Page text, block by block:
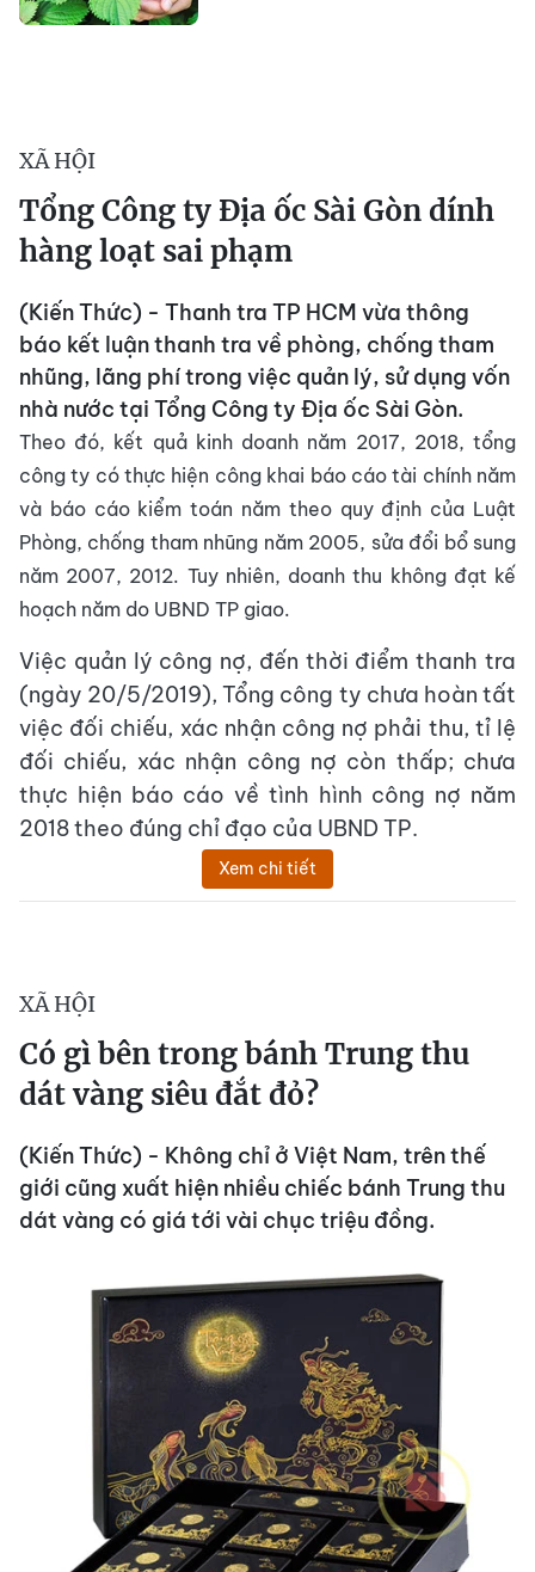
XÃ HỘI
Tổng Công ty Địa ốc Sài Gòn dính
hàng loạt sai phạm
(Kiến Thức) - Thanh tra TP HCM vừa thông
báo kết luận thanh tra về phòng, chống tham
nhũng, lãng phí trong việc quản lý, sử dụng vốn
nhà nước tại Tổng Công ty Địa ốc Sài Gòn.
Theo đó, kết quả kinh doanh năm 2017, 2018, tổng
công ty có thực hiện công khai báo cáo tài chính năm
và báo cáo kiểm toán năm theo quy định của Luật
Phòng, chống tham nhũng năm 2005, sửa đổi bổ sung
năm 2007, 2012. Tuy nhiên, doanh thu không đạt kế
hoạch năm do UBND TP giao.
Việc quản lý công nợ, đến thời điểm thanh tra
(ngày 20/5/2019), Tổng công ty chưa hoàn tất
việc đối chiếu, xác nhận công nợ phải thu, tỉ lệ
đối chiếu, xác nhận công nợ còn thấp; chưa
thực hiện báo cáo về tình hình công nợ năm
2018 theo đúng chỉ đạo của UBND TP.
Xem chi tiết
XÃ HỘI
Có gì bên trong bánh Trung thu
dát vàng siêu đắt đỏ?
(Kiến Thức) - Không chỉ ở Việt Nam, trên thế
giới cũng xuất hiện nhiều chiếc bánh Trung thu
dát vàng có giá tới vài chục triệu đồng.